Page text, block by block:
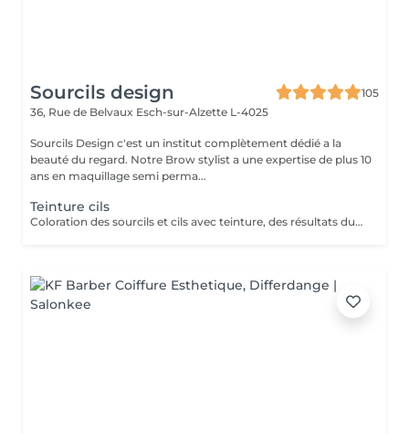
Sourcils design
105
36, Rue de Belvaux Esch-sur-Alzette L-4025
Sourcils Design c'est un institut complètement dédié a la
beauté du regard. Notre Brow stylist a une expertise de plus 10
ans en maquillage semi perma...
Teinture cils
Coloration des sourcils et cils avec teinture, des résultats durables, à l'épreuve de l'eau.